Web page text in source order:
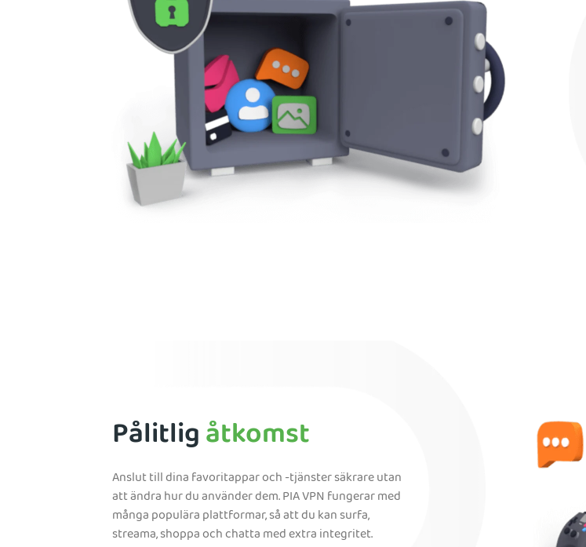
Pålitligåtkomst
Anslut till dina favoritappar och -tjänster säkrare utan
att ändra hur du använder dem. PIA VPN fungerar med
många populära plattformar, så att du kan surfa,
streama, shoppa och chatta med extra integritet.